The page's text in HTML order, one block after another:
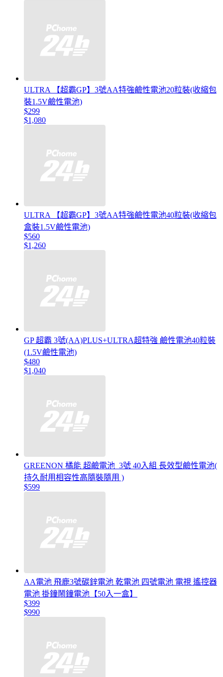
ULTRA 【超霸GP】3號AA特強鹼性電池20粒裝(收縮包
裝1.5V鹼性電池)
$299
$1,080
ULTRA 【超霸GP】3號AA特強鹼性電池40粒裝(收縮包
盒裝1.5V鹼性電池)
$560
$1,260
GP 超霸 3號(AA)PLUS+ULTRA超特強 鹼性電池40粒裝
(1.5V鹼性電池)
$480
$1,040
GREENON 橘能 超鹼電池_3號 40入組 長效型鹼性電池(
持久耐用相容性高隨裝隨用 )
$599
AA電池 飛鹿3號碳鋅電池 乾電池 四號電池 電視 遙控器
電池 掛鐘鬧鐘電池【50入一盒】
$399
$990